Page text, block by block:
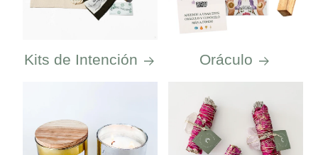
Kits de Intención Oráculo